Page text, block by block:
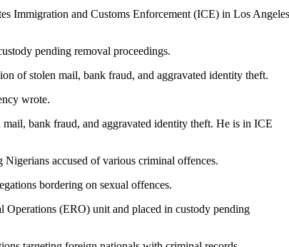
Immigration and Customs Enforcement (ICE) in Los Angeles
pending removal proceedings.
of stolen mail, bank fraud, and aggravated identity theft.
wrote.
bank fraud, and aggravated identity theft. He is in ICE
accused of various criminal offences.
bordering on sexual offences.
Operations (ERO) unit and placed in custody pending